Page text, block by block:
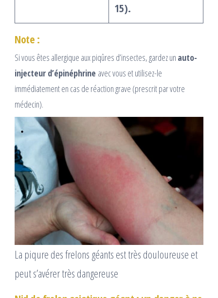
15).
Note :
Si vous êtes allergique aux piqûres d’insectes, gardez un auto-
injecteur d’épinéphrine avec vous et utilisez-le
immédiatement en cas de réaction grave (prescrit par votre
médecin).
La piqure des frelons géants est très douloureuse et
peut s’avérer très dangereuse